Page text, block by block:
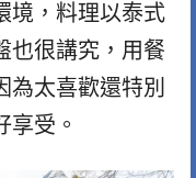
境，料理以泰式
也很講究，用餐
為太喜歡還特別
享受。